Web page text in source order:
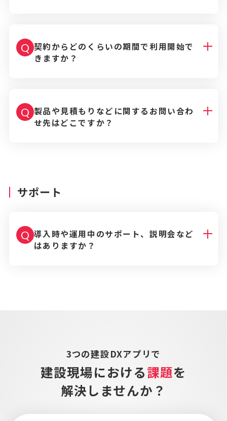
Q 契約からどのくらいの期間で利用開始で
きますか？
Q 製品や見積もりなどに関するお問い合わ
せ先はどこですか？
サポート
Q 導入時や運用中のサポート、説明会など
はありますか？
3つの建設DXアプリで
建設現場における課題を
解決しませんか？